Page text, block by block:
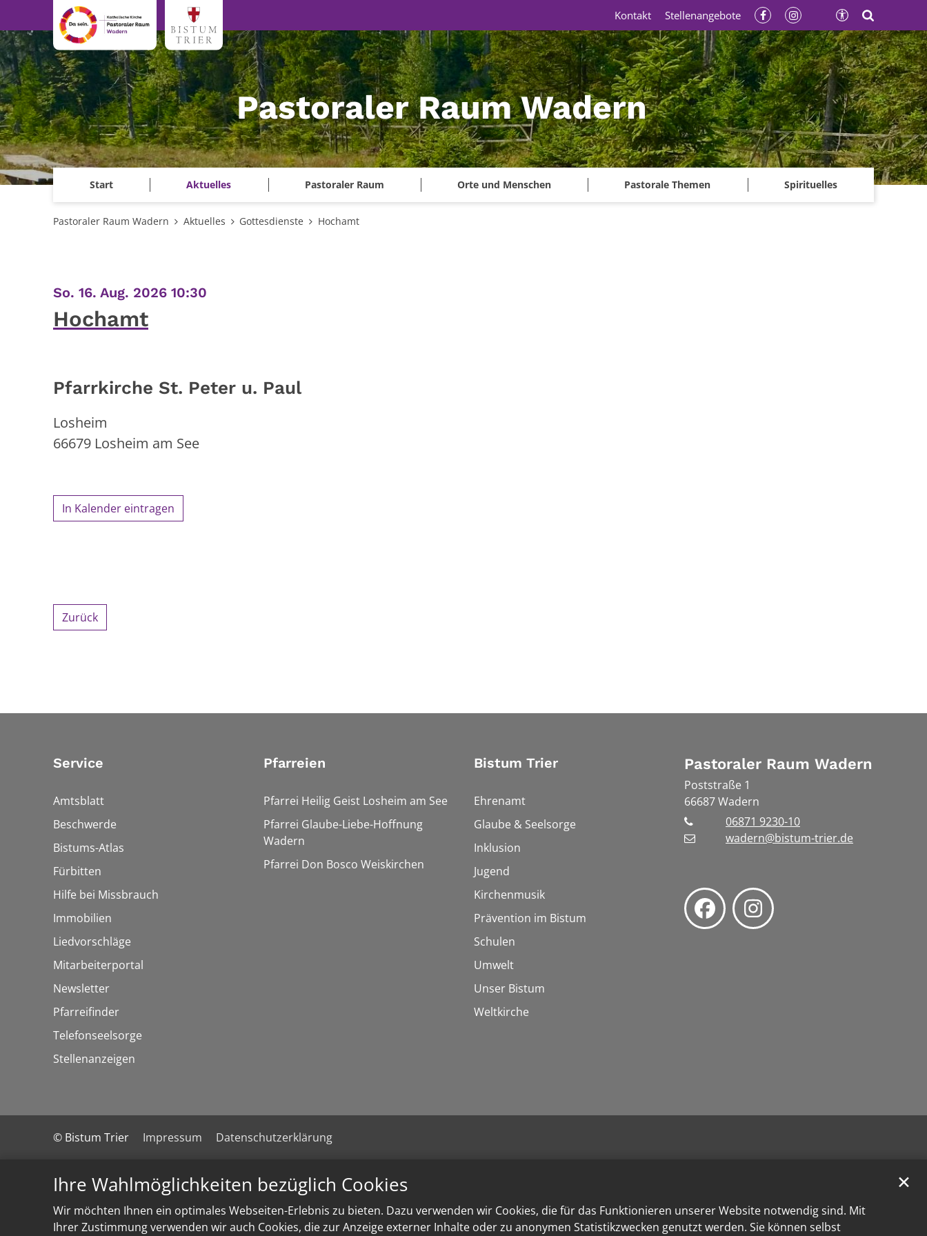
Ihre Wahlmöglichkeiten bezüglich Cookies
Wir möchten Ihnen ein optimales Webseiten-Erlebnis zu bieten. Dazu verwenden wir Cookies, die für das Funktionieren unserer Website notwendig sind. Mit
Ihrer Zustimmung verwenden wir auch Cookies, die zur Anzeige externer Inhalte oder zu anonymen Statistikzwecken genutzt werden. Sie können selbst
✕
Zum Inhalt springen
Pastoraler Raum Wadern
Start Aktuelles Pastoraler Raum Orte und Menschen Pastorale Themen Spirituelles
Kontakt Stellenangebote
Pastoraler Raum Wadern Aktuelles Gottesdienste Hochamt
So. 16. Aug. 2026 10:30
Hochamt
Pfarrkirche St. Peter u. Paul
Losheim
66679 Losheim am See
In Kalender eintragen
Zurück
Service
Amtsblatt
Beschwerde
Bistums-Atlas
Fürbitten
Hilfe bei Missbrauch
Immobilien
Liedvorschläge
Mitarbeiterportal
Newsletter
Pfarreifinder
Telefonseelsorge
Stellenanzeigen
Pfarreien
Pfarrei Heilig Geist Losheim am See
Pfarrei Glaube-Liebe-Hoffnung
Wadern
Pfarrei Don Bosco Weiskirchen
Bistum Trier
Ehrenamt
Glaube & Seelsorge
Inklusion
Jugend
Kirchenmusik
Prävention im Bistum
Schulen
Umwelt
Unser Bistum
Weltkirche
Pastoraler Raum Wadern
Poststraße 1
66687Wadern
06871 9230-10
wadern@bistum-trier.de
© Bistum Trier Impressum Datenschutzerklärung